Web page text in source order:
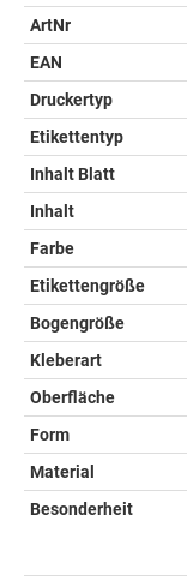
ArtNr
EAN
Druckertyp
Etikettentyp
Inhalt Blatt
Inhalt
Farbe
Etikettengröße
Bogengröße
Kleberart
Oberfläche
Form
Material
Besonderheit